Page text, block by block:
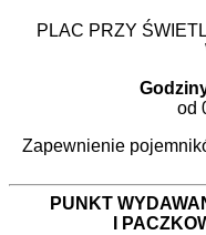
PLAC PRZY
od
Zapewnienie
PUNKT
I